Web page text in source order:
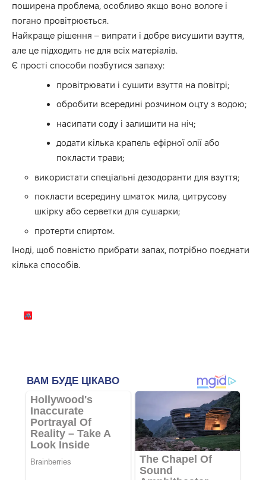
поширена проблема, особливо якщо воно вологе і
погано провітрюється.
Найкраще рішення – випрати і добре висушити взуття,
але це підходить не для всіх матеріалів.
Є прості способи позбутися запаху:
провітрювати і сушити взуття на повітрі;
обробити всередині розчином оцту з водою;
насипати соду і залишити на ніч;
додати кілька крапель ефірної олії або
покласти трави;
використати спеціальні дезодоранти для взуття;
покласти всередину шматок мила, цитрусову
шкірку або серветки для сушарки;
протерти спиртом.
Іноді, щоб повністю прибрати запах, потрібно поєднати
кілька способів.